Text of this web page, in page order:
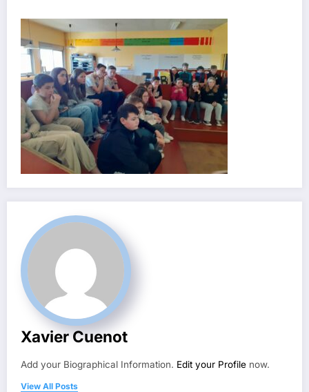
Xavier Cuenot
Add your Biographical Information. Edit your Profile now.
View All Posts